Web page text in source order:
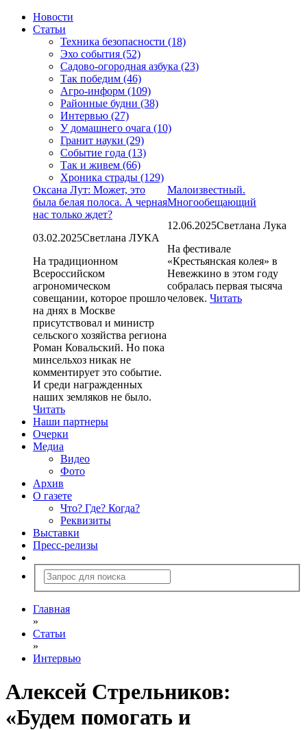
Новости
Статьи
Техника безопасности (18)
Эхо события (52)
Садово-огородная азбука (23)
Так победим (46)
Агро-информ (109)
Районные будни (38)
Интервью (27)
У домашнего очага (10)
Гранит науки (29)
Событие года (13)
Так и живем (66)
Хроника страды (129)
Малоизвестный.
Многообещающий
12.06.2025Светлана Лука
На фестивале
«Крестьянская колея» в
Невежкино в этом году
собралась первая тысяча
человек. Читать
Оксана Лут: Может, это
была белая полоса. А черная
нас только ждет?
03.02.2025Светлана ЛУКА
На традиционном
Всероссийском
агрономическом
совещании, которое прошло
на днях в Москве
присутствовал и министр
сельского хозяйства региона
Роман Ковальский. Но пока
минсельхоз никак не
комментирует это событие.
И среди награжденных
наших земляков не было.
Читать
Наши партнеры
Очерки
Медиа
Видео
Фото
Архив
О газете
Что? Где? Когда?
Реквизиты
Выставки
Пресс-релизы
Главная
»
Статьи
»
Интервью
Алексей Стрельников:
«Будем помогать и